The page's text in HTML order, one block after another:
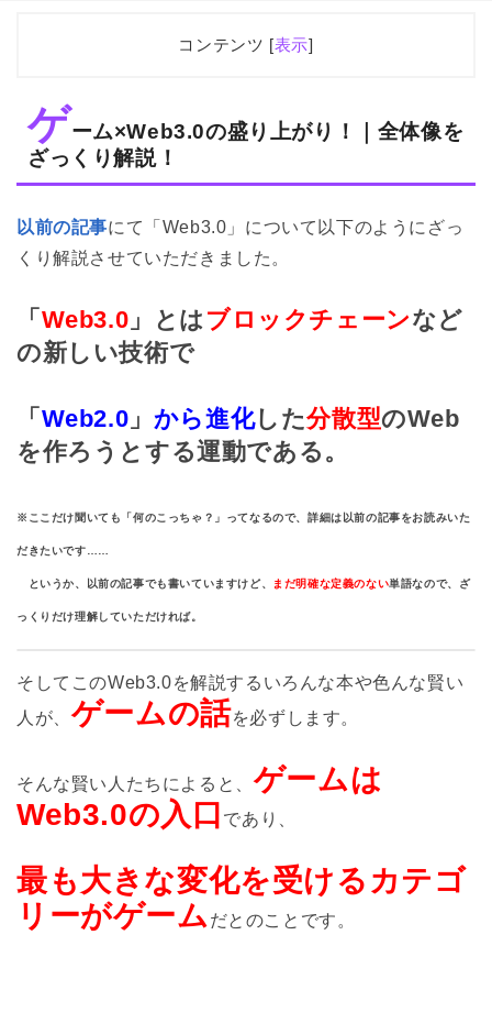
コンテンツ [表示]
説！
2
ゲーム×Web3.0とは？｜ブロックチェーンゲームの誕
生
2.2
仮想通貨(暗号通貨)｜ブロックチェーン技術を用い
たお金
2.4
NFTと仮想通貨の関係｜NFTは仮想通貨で購入さ
れることが多い
がNFTで価値を持つ
3
ゲーム×Web3.0とは？｜ゲームで「お金を稼ぐ」こと
ができるようになった
解説！
5 ゲーム×Web3｜GamefiとPlayToEarnの衝撃とは？
ゲーム×Web3.0の盛り上がり！｜全体像を
ざっくり解説！
以前の記事にて「Web3.0」について以下のようにざっ
くり解説させていただきました。
「 Web3.0 」とはブロックチェーンなど
の新しい技術で
「 Web2.0 」 から進化した分散型のWeb
を作ろうとする運動である。
※ここだけ聞いても「何のこっちゃ？」ってなるので、詳細は以前の記事をお読みいた
だきたいです……
というか、以前の記事でも書いていますけど、 まだ明確な定義のない単語なので、ざ
っくりだけ理解していただければ。
そしてこのWeb3.0を解説するいろんな本や色んな賢い
人が、ゲームの話を必ずします。
そんな賢い人たちによると、ゲームは
Web3.0の入口 であり、
最も大きな変化を受けるカテゴ
リーがゲームだとのことです。